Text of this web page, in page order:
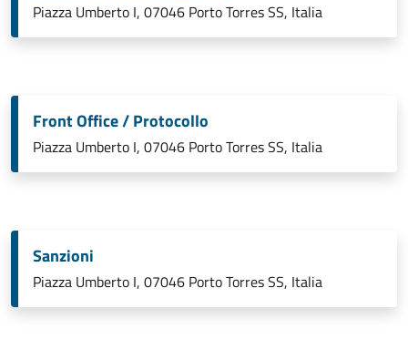
Piazza Umberto I, 07046 Porto Torres SS, Italia
Front Office / Protocollo
Piazza Umberto I, 07046 Porto Torres SS, Italia
Sanzioni
Piazza Umberto I, 07046 Porto Torres SS, Italia